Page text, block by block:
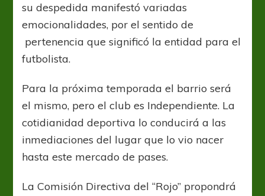
su despedida manifestó variadas
emocionalidades, por el sentido de
pertenencia que significó la entidad para el
futbolista.
Para la próxima temporada el barrio será
el mismo, pero el club es Independiente. La
cotidianidad deportiva lo conducirá a las
inmediaciones del lugar que lo vio nacer
hasta este mercado de pases.
La Comisión Directiva del “Rojo” propondrá